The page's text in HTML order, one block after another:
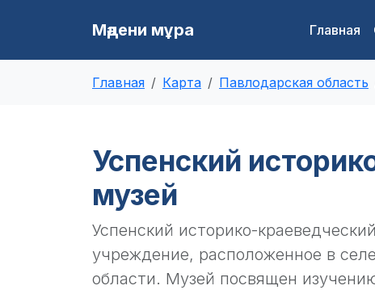
Мәдени мұра Главная
Главная Карта Павлодарская область
Успенский
музей
Успенский историко-
учреждение, расположенное в
области. Музей посвящен